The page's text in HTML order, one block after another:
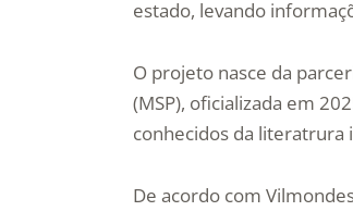
estado, levando
O projeto nasce da
(MSP), oficializada em
conhecidos da literatrura
De acordo com